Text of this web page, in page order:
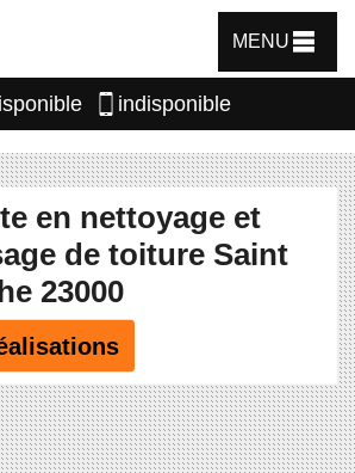
MENU
indisponible
en nettoyage et
de toiture Saint
23000